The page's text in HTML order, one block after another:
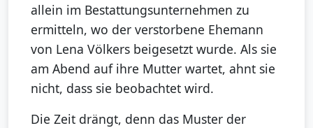
allein im Bestattungsunternehmen zu
ermitteln, wo der verstorbene Ehemann
von Lena Völkers beigesetzt wurde. Als sie
am Abend auf ihre Mutter wartet, ahnt sie
nicht, dass sie beobachtet wird.
Die Zeit drängt, denn das Muster der